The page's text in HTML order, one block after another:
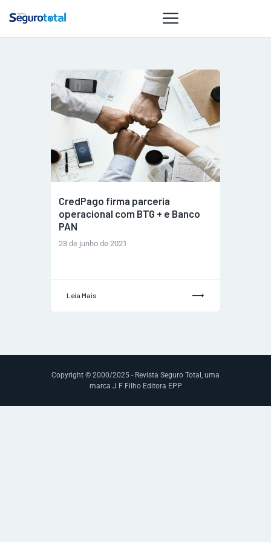
NOTÍCIAS
REVISTA
ESPECIAIS
GAIVOTA DE
OURO
ST SUMMIT
GESTORAS
HOMEST
HOME
CredPago firma parceria
operacional com BTG + e Banco
PAN
23 de junho de 2021
Leia Mais
Copyright © 2000/2025 - Revista Seguro Total, uma
marca J F Filho Editora EPP